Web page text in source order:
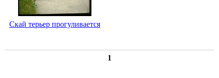
Скай терьер прогуливается
1